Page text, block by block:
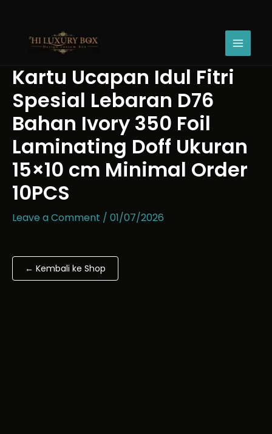
Kartu Ucapan Idul Fitri
Spesial Lebaran D76
Bahan Ivory 350 Foil
Laminating Doff Ukuran
15×10 cm Minimal Order
10PCS
Leave a Comment / 01/07/2026
← Kembali ke Shop
Lebaran
D76
Bahan
Ivory
350
Foil
Laminating
Doff
Ukuran
15x10
Minimal
quantity